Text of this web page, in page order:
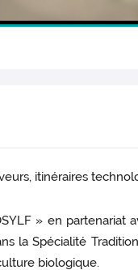
itinéraires
» en partenariat
la Spécialité
biologique.